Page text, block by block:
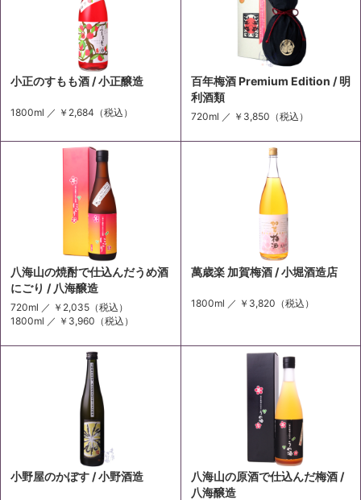
小正のすもも酒 / 小正醸造
1800ml ／ ￥2,684 （税込）
百年梅酒 Premium Edition / 明
利酒類
720ml ／ ￥3,850 （税込）
八海山の焼酎で仕込んだうめ酒
にごり / 八海醸造
720ml ／ ￥2,035 （税込）
1800ml ／ ￥3,960 （税込）
萬歳楽 加賀梅酒 / 小堀酒造店
1800ml ／ ￥3,820 （税込）
小野屋のかぼす / 小野酒造
八海山の原酒で仕込んだ梅酒 /
八海醸造